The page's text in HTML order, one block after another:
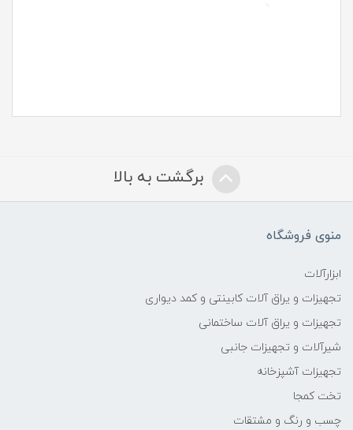
برگشت به بالا
منوی فروشگاه
ابزارآلات
تجهیزات و یراق آلات کابینتی و کمد دیواری
تجهیزات و یراق آلات ساختمانی
شیرآلات و تجهیزات جانبی
تجهیزات آشپزخانه
تخت کمجا
چسب و رنگ و مشتقات